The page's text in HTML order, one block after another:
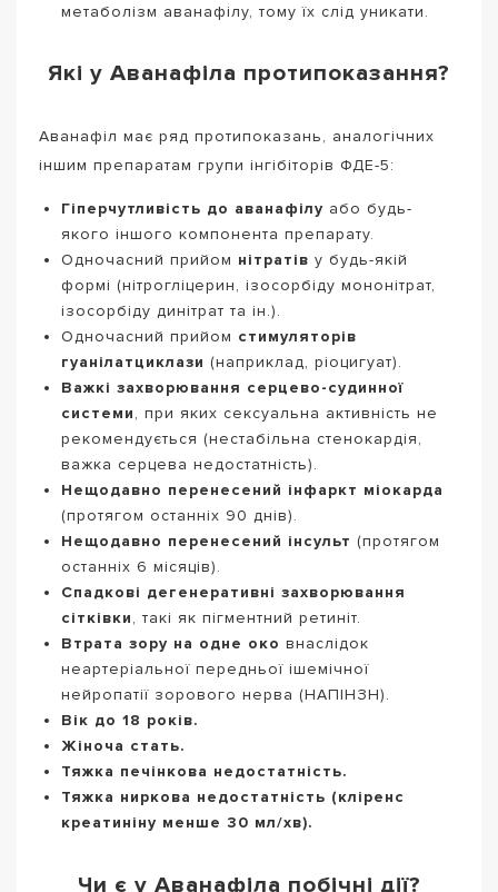
метаболізм аванафілу, тому їх слід уникати.
Які у Аванафіла протипоказання?
Аванафіл має ряд протипоказань, аналогічних
іншим препаратам групи інгібіторів ФДЕ-5:
Гіперчутливість до аванафілу або будь-
якого іншого компонента препарату.
Одночасний прийом нітратів у будь-якій
формі (нітрогліцерин, ізосорбіду мононітрат,
ізосорбіду динітрат та ін.).
Одночасний прийом стимуляторів
гуанілатциклази (наприклад, ріоцигуат).
Важкі захворювання серцево-судинної
системи, при яких сексуальна активність не
рекомендується (нестабільна стенокардія,
важка серцева недостатність).
Нещодавно перенесений інфаркт міокарда
(протягом останніх 90 днів).
Нещодавно перенесений інсульт (протягом
останніх 6 місяців).
Спадкові дегенеративні захворювання
сітківки, такі як пігментний ретиніт.
Втрата зору на одне око внаслідок
неартеріальної передньої ішемічної
нейропатії зорового нерва (НАПІНЗН).
Вік до 18 років.
Жіноча стать.
Тяжка печінкова недостатність.
Тяжка ниркова недостатність (кліренс
креатиніну менше 30 мл/хв).
Чи є у Аванафіла побічні дії?